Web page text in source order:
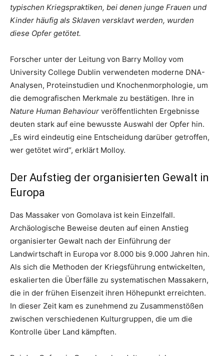
typischen Kriegspraktiken, bei denen junge Frauen und
Kinder häufig als Sklaven versklavt werden, wurden
diese Opfer getötet.
Forscher unter der Leitung von Barry Molloy vom
University College Dublin verwendeten moderne DNA-
Analysen, Proteinstudien und Knochenmorphologie, um
die demografischen Merkmale zu bestätigen. Ihre in
Nature Human Behaviour veröffentlichten Ergebnisse
deuten stark auf eine bewusste Auswahl der Opfer hin.
„Es wird eindeutig eine Entscheidung darüber getroffen,
wer getötet wird“, erklärt Molloy.
Der Aufstieg der organisierten Gewalt in
Europa
Das Massaker von Gomolava ist kein Einzelfall.
Archäologische Beweise deuten auf einen Anstieg
organisierter Gewalt nach der Einführung der
Landwirtschaft in Europa vor 8.000 bis 9.000 Jahren hin.
Als sich die Methoden der Kriegsführung entwickelten,
eskalierten die Überfälle zu systematischen Massakern,
die in der frühen Eisenzeit ihren Höhepunkt erreichten.
In dieser Zeit kam es zunehmend zu Zusammenstößen
zwischen verschiedenen Kulturgruppen, die um die
Kontrolle über Land kämpften.